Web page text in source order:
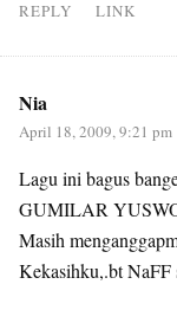
REPLY LINK
Nia
April 18, 2009, 9:21 pm
Lagu ini bagus
GUMILAR
Masih
Kekasihku,.bt NaFF